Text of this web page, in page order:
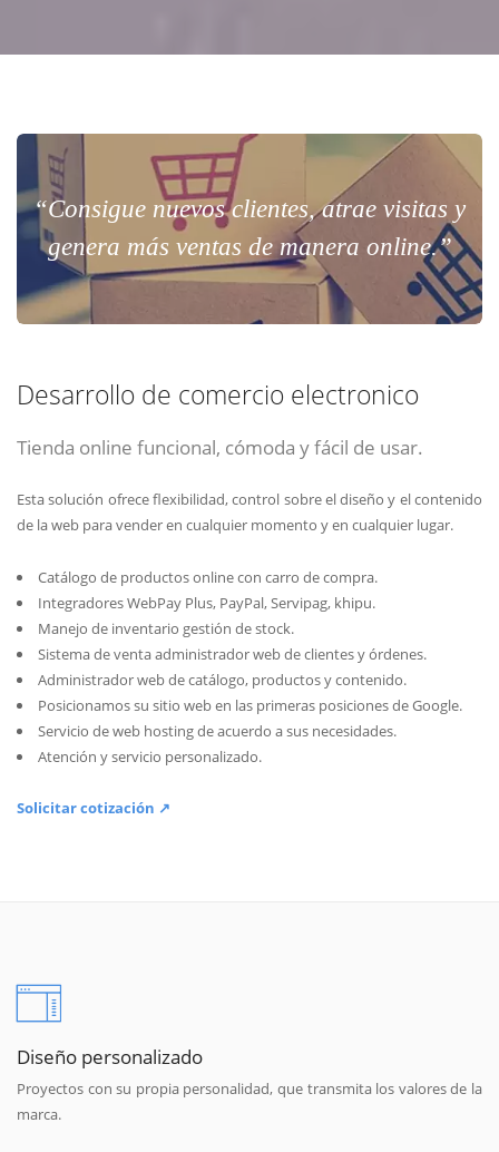
“Consigue nuevos clientes, atrae visitas y
genera más ventas de manera online.”
Desarrollo de comercio electronico
Tienda online funcional, cómoda y fácil de usar.
Esta solución ofrece flexibilidad, control sobre el diseño y el contenido
de la web para vender en cualquier momento y en cualquier lugar.
Catálogo de productos online con carro de compra.
Integradores WebPay Plus, PayPal, Servipag, khipu.
Manejo de inventario gestión de stock.
Sistema de venta administrador web de clientes y órdenes.
Administrador web de catálogo, productos y contenido.
Posicionamos su sitio web en las primeras posiciones de Google.
Servicio de web hosting de acuerdo a sus necesidades.
Atención y servicio personalizado.
Solicitar cotización ↗
Diseño personalizado
Proyectos con su propia personalidad, que transmita los valores de la
marca.